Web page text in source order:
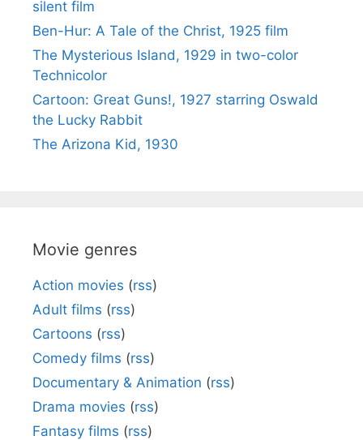
silent film
Ben-Hur: A Tale of the Christ, 1925 film
The Mysterious Island, 1929 in two-color
Technicolor
Cartoon: Great Guns!, 1927 starring Oswald
the Lucky Rabbit
The Arizona Kid, 1930
Movie genres
Action movies (rss)
Adult films (rss)
Cartoons (rss)
Comedy films (rss)
Documentary & Animation (rss)
Drama movies (rss)
Fantasy films (rss)